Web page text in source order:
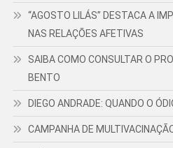
“AGOSTO LILÁS” DESTACA A
NAS RELAÇÕES AFETIVAS
SAIBA COMO CONSULTAR O
BENTO
DIEGO ANDRADE: QUANDO O
CAMPANHA DE